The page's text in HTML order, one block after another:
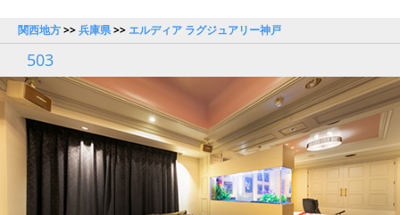
関西地方>>兵庫県>> エルディア ラグジュアリー神戸
503